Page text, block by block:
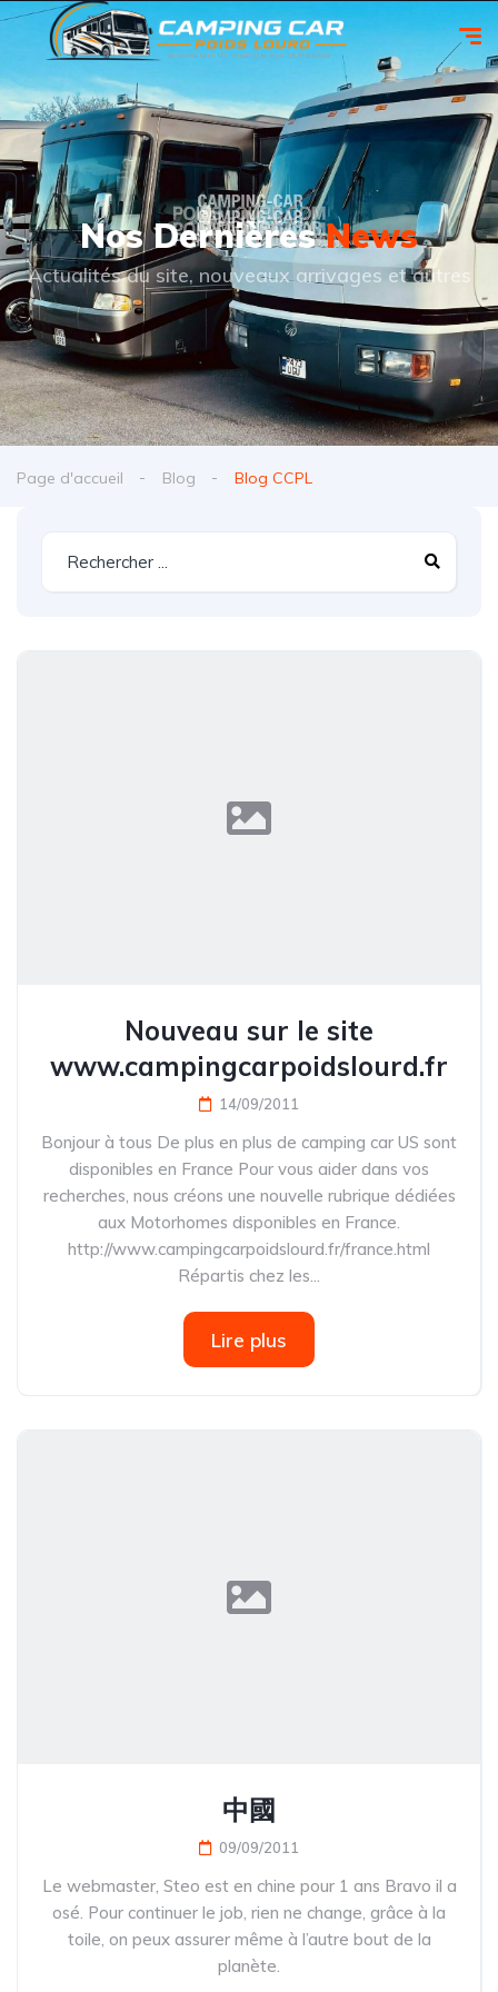
Nos DernièresNews
Actualités du site, nouveaux arrivages et autres
Page d'accueil Blog Blog CCPL
Nouveau sur le site
www.campingcarpoidslourd.fr
14/09/2011
Bonjour à tous De plus en plus de camping car US sont
disponibles en France Pour vous aider dans vos
recherches, nous créons une nouvelle rubrique dédiées
aux Motorhomes disponibles en France.
http://www.campingcarpoidslourd.fr/france.html
Répartis chez les...
Lire plus
中國
09/09/2011
Le webmaster, Steo est en chine pour 1 ans Bravo il a
osé. Pour continuer le job, rien ne change, grâce à la
toile, on peux assurer même à l’autre bout de la
planète.